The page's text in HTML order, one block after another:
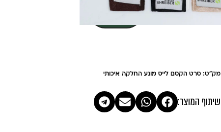
-
+ הוספה לסל
מק"ט: סרט הקסם לייס מונע החלקה איכותי
שיתוף המוצר: